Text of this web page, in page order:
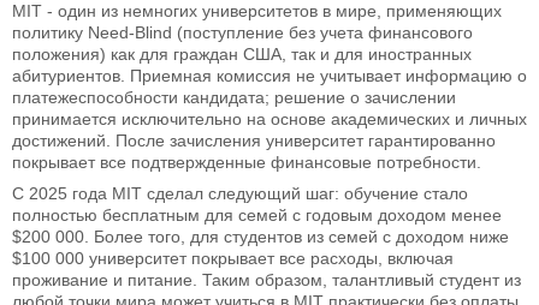
MIT - один из немногих университетов в мире, применяющих
политику Need-Blind (поступление без учета финансового
положения) как для граждан США, так и для иностранных
абитуриентов. Приемная комиссия не учитывает информацию о
платежеспособности кандидата; решение о зачислении
принимается исключительно на основе академических и личных
достижений. После зачисления университет гарантированно
покрывает все подтвержденные финансовые потребности.
С 2025 года MIT сделал следующий шаг: обучение стало
полностью бесплатным для семей с годовым доходом менее
$200 000. Более того, для студентов из семей с доходом ниже
$100 000 университет покрывает все расходы, включая
проживание и питание. Таким образом, талантливый студент из